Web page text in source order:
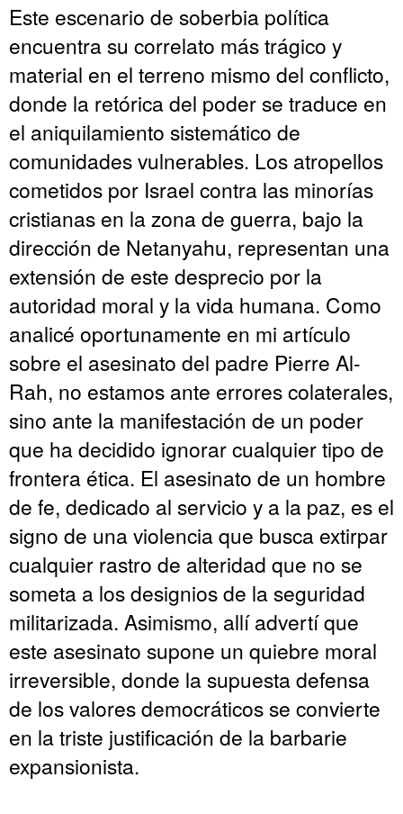
Este escenario de soberbia política
encuentra su correlato más trágico y
material en el terreno mismo del conflicto,
donde la retórica del poder se traduce en
el aniquilamiento sistemático de
comunidades vulnerables. Los atropellos
cometidos por Israel contra las minorías
cristianas en la zona de guerra, bajo la
dirección de Netanyahu, representan una
extensión de este desprecio por la
autoridad moral y la vida humana. Como
analicé oportunamente en mi artículo
sobre el asesinato del padre Pierre Al-
Rah, no estamos ante errores colaterales,
sino ante la manifestación de un poder
que ha decidido ignorar cualquier tipo de
frontera ética. El asesinato de un hombre
de fe, dedicado al servicio y a la paz, es el
signo de una violencia que busca extirpar
cualquier rastro de alteridad que no se
someta a los designios de la seguridad
militarizada. Asimismo, allí advertí que
este asesinato supone un quiebre moral
irreversible, donde la supuesta defensa
de los valores democráticos se convierte
en la triste justificación de la barbarie
expansionista.